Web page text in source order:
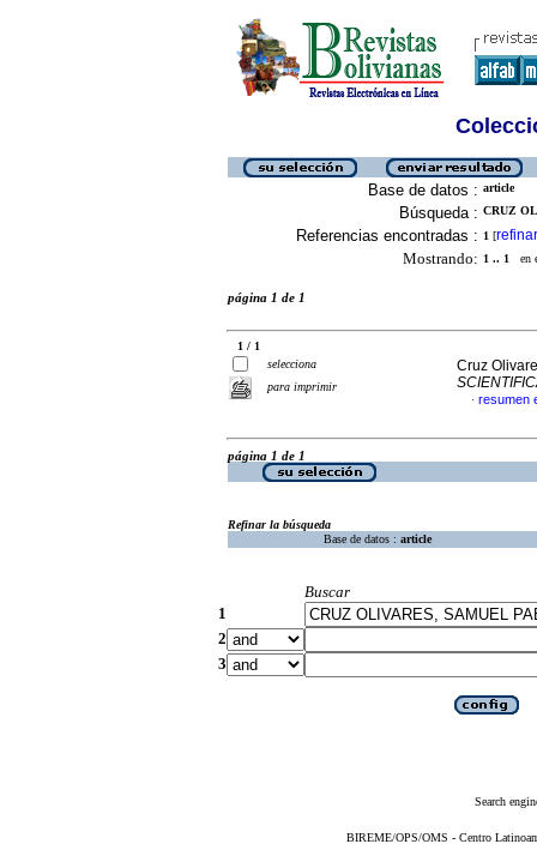
Base de datos : article
Búsqueda : CRUZ
Referencias encontradas : 1 [refinar
Mostrando: 1 .. 1 en
página 1 de 1
1 / 1
selecciona
para imprimir
Cruz
· resumen
página 1 de 1
Refinar la búsqueda
Base de datos : article
Buscar
1
2
3
Search
BIREME/OPS/OMS - Centro